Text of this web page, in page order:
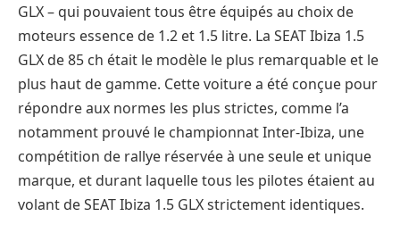
GLX – qui pouvaient tous être équipés au choix de
moteurs essence de 1.2 et 1.5 litre. La SEAT Ibiza 1.5
GLX de 85 ch était le modèle le plus remarquable et le
plus haut de gamme. Cette voiture a été conçue pour
répondre aux normes les plus strictes, comme l’a
notamment prouvé le championnat Inter-Ibiza, une
compétition de rallye réservée à une seule et unique
marque, et durant laquelle tous les pilotes étaient au
volant de SEAT Ibiza 1.5 GLX strictement identiques.